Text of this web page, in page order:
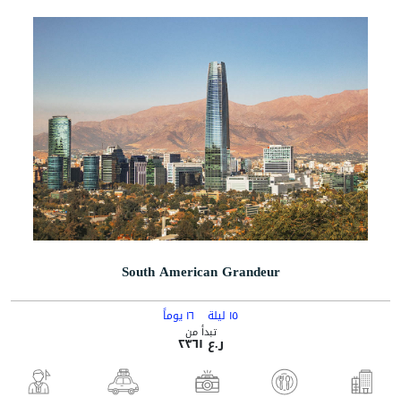
South American Grandeur
١٥ ليلة ١٦ يوماً
تبدأ منر.ع ٢٣٦١